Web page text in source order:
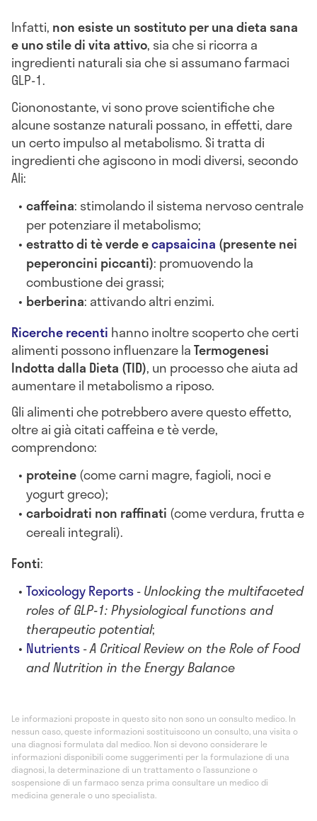
Infatti, non esiste un sostituto per una dieta sana
e uno stile di vita attivo, sia che si ricorra a
ingredienti naturali sia che si assumano farmaci
GLP-1.
Ciononostante, vi sono prove scientifiche che
alcune sostanze naturali possano, in effetti, dare
un certo impulso al metabolismo. Si tratta di
ingredienti che agiscono in modi diversi, secondo
Ali:
caffeina: stimolando il sistema nervoso centrale
per potenziare il metabolismo;
estratto di tè verde ecapsaicina (presente nei
peperoncini piccanti): promuovendo la
combustione dei grassi;
berberina: attivando altri enzimi.
Ricerche recenti hanno inoltre scoperto che certi
alimenti possono influenzare laTermogenesi
Indotta dalla Dieta (TID), un processo che aiuta ad
aumentare il metabolismo a riposo.
Gli alimenti che potrebbero avere questo effetto,
oltre ai già citati caffeina e tè verde,
comprendono:
proteine(come carni magre, fagioli, noci e
yogurt greco);
carboidrati non raffinati (come verdura, frutta e
cereali integrali).
Fonti:
Toxicology Reports-Unlocking the multifaceted
roles of GLP-1: Physiological functions and
therapeutic potential;
Nutrients-A Critical Review on the Role of Food
and Nutrition in the Energy Balance
Le informazioni proposte in questo sito non sono un consulto medico. In
nessun caso, queste informazioni sostituiscono un consulto, una visita o
una diagnosi formulata dal medico. Non si devono considerare le
informazioni disponibili come suggerimenti per la formulazione di una
diagnosi, la determinazione di un trattamento o l’assunzione o
sospensione di un farmaco senza prima consultare un medico di
medicina generale o uno specialista.